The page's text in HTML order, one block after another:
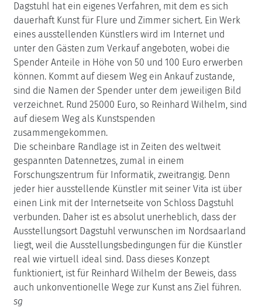
Dagstuhl hat ein eigenes Verfahren, mit dem es sich
dauerhaft Kunst für Flure und Zimmer sichert. Ein Werk
eines ausstellenden Künstlers wird im Internet und
unter den Gästen zum Verkauf angeboten, wobei die
Spender Anteile in Höhe von 50 und 100 Euro erwerben
können. Kommt auf diesem Weg ein Ankauf zustande,
sind die Namen der Spender unter dem jeweiligen Bild
verzeichnet. Rund 25000 Euro, so Reinhard Wilhelm, sind
auf diesem Weg als Kunstspenden
zusammengekommen.
Die scheinbare Randlage ist in Zeiten des weltweit
gespannten Datennetzes, zumal in einem
Forschungszentrum für Informatik, zweitrangig. Denn
jeder hier ausstellende Künstler mit seiner Vita ist über
einen Link mit der Internetseite von Schloss Dagstuhl
verbunden. Daher ist es absolut unerheblich, dass der
Ausstellungsort Dagstuhl verwunschen im Nordsaarland
liegt, weil die Ausstellungsbedingungen für die Künstler
real wie virtuell ideal sind. Dass dieses Konzept
funktioniert, ist für Reinhard Wilhelm der Beweis, dass
auch unkonventionelle Wege zur Kunst ans Ziel führen.
sg